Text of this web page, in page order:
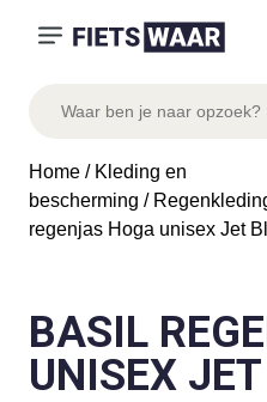
Home / Kleding en
bescherming /
regenjas Hoga unisex Jet
BASIL
UNISEX